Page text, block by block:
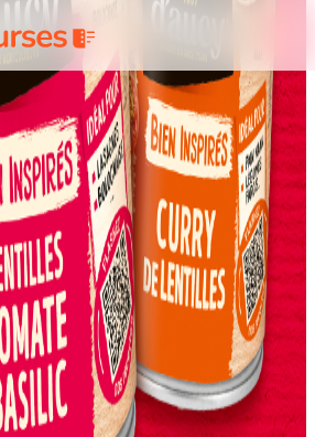
Inspirés d'aucy
d'aucy
des Bien Inspirés de d'aucy